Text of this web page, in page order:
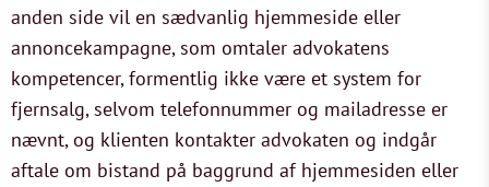
anden side vil en sædvanlig hjemmeside eller
annoncekampagne, som omtaler advokatens
kompetencer, formentlig ikke være et system for
fjernsalg, selvom telefonnummer og mailadresse er
nævnt, og klienten kontakter advokaten og indgår
aftale om bistand på baggrund af hjemmesiden eller